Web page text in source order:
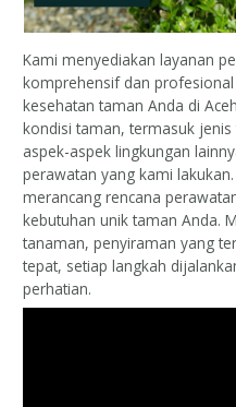
Kami menyediakan layanan
komprehensif dan
kesehatan taman Anda di
kondisi taman, termasuk
aspek-aspek lingkungan
perawatan yang kami
merancang rencana
kebutuhan unik taman Anda.
tanaman, penyiraman yang
tepat, setiap langkah
perhatian.